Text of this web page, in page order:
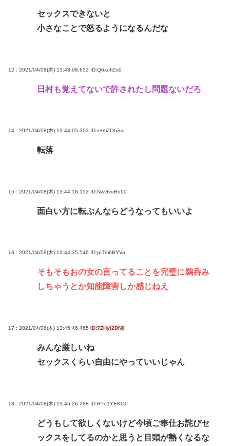
セックスできないと
小さなことで怒るようになるんだな
12 : 2021/04/08(木) 13:43:08.652 ID:Q6xuft2x0
日村も覚えてないで許されたし問題ないだろ
14 : 2021/04/08(木) 13:44:05.303 ID:x+mZOhSia
転落
15 : 2021/04/08(木) 13:44:18.152 ID:NwGvoBo90
面白い方に転ぶんならどうなってもいいよ
16 : 2021/04/08(木) 13:44:35.546 ID:pITmbBYVa
そもそもおの女の言ってることを完璧に鵜呑み
しちゃうとか知能障害しか感じねえ
17 : 2021/04/08(木) 13:45:46.465 ID:7ZHyl2DN0
みんな厳しいね
セックスくらい自由にやっていいじゃん
18 : 2021/04/08(木) 13:46:26.288 ID:R7o1YEKO0
どうもして欲しくないけど今頃ご奉仕お詫びセ
ックスをしてるのかと思うと目頭が熱くなるな